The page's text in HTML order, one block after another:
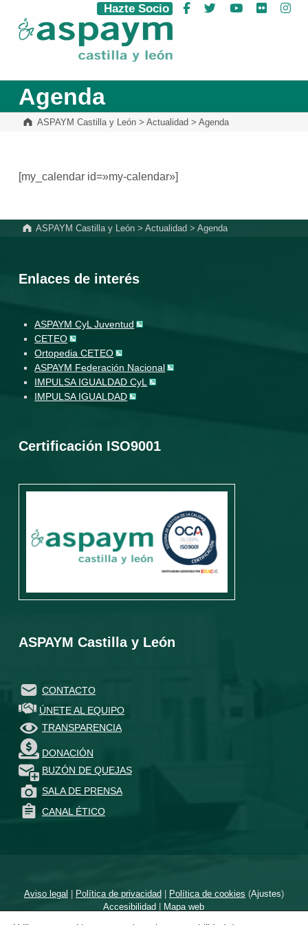
ASPAYM Castilla y León
Hazte Socio Facebook
Twitter YouTube
Flickr
Agenda
ASPAYM Castilla y León> Actualidad > Agenda
[my_calendar id=»my-calendar»]
ASPAYM Castilla y León >Actualidad >Agenda
Enlaces de interés
ASPAYM CyL Juventud
CETEO
Ortopedia CETEO
ASPAYM Federación Nacional
IMPULSA IGUALDAD CyL
IMPULSA IGUALDAD
Certificación ISO9001
ASPAYM Castilla y León
CONTACTO
ÚNETE AL EQUIPO
TRANSPARENCIA
DONACIÓN
BUZÓN DE QUEJAS
SALA DE PRENSA
CANAL ÉTICO
Aviso legal | Política de privacidad| Política de cookies (Ajustes)
Accesibilidad | Mapa web